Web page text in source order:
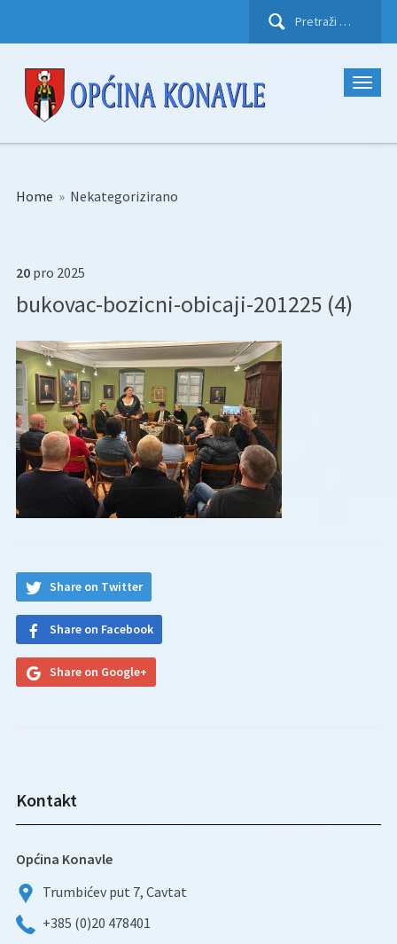
Pretraži:
Home » Nekategorizirano
20 pro 2025
bukovac-bozicni-obicaji-201225 (4)
Share on Twitter
Share on Facebook
Share on Google+
Kontakt
Općina Konavle
Trumbićev put 7, Cavtat
+385 (0)20 478401